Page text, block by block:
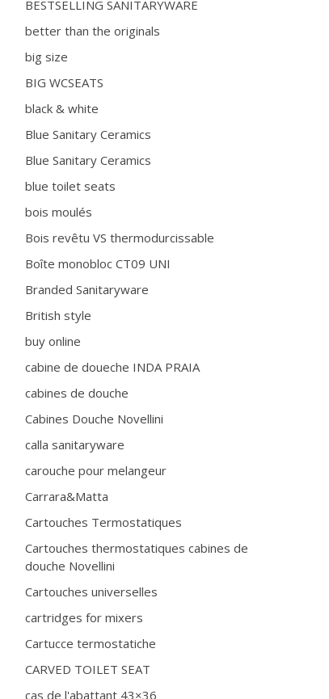
BESTSELLING SANITARYWARE
better than the originals
big size
BIG WCSEATS
black & white
Blue Sanitary Ceramics
Blue Sanitary Ceramics
blue toilet seats
bois moulés
Bois revêtu VS thermodurcissable
Boîte monobloc CT09 UNI
Branded Sanitaryware
British style
buy online
cabine de doueche INDA PRAIA
cabines de douche
Cabines Douche Novellini
calla sanitaryware
carouche pour melangeur
Carrara&Matta
Cartouches Termostatiques
Cartouches thermostatiques cabines de
douche Novellini
Cartouches universelles
cartridges for mixers
Cartucce termostatiche
CARVED TOILET SEAT
cas de l'abattant 43×36